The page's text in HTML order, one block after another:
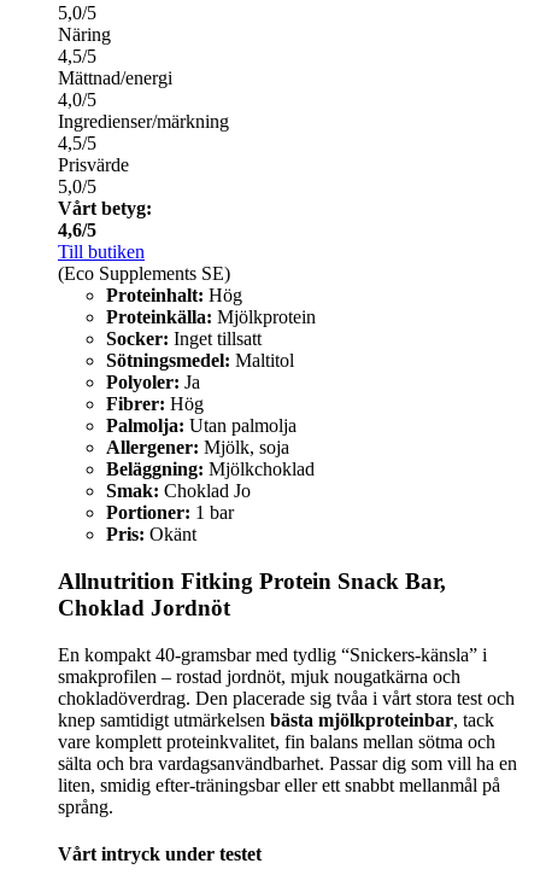
5,0/5
Näring
4,5/5
Mättnad/energi
4,0/5
Ingredienser/märkning
4,5/5
Prisvärde
5,0/5
Vårt betyg:
4,6/5
Till butiken
(Eco Supplements SE)
Proteinhalt: Hög
Proteinkälla: Mjölkprotein
Socker: Inget tillsatt
Sötningsmedel: Maltitol
Polyoler: Ja
Fibrer: Hög
Palmolja: Utan palmolja
Allergener: Mjölk, soja
Beläggning: Mjölkchoklad
Smak: Choklad Jo
Portioner: 1 bar
Pris: Okänt
Allnutrition Fitking Protein Snack Bar,
Choklad Jordnöt
En kompakt 40-gramsbar med tydlig “Snickers-känsla” i
smakprofilen – rostad jordnöt, mjuk nougatkärna och
chokladöverdrag. Den placerade sig tvåa i vårt stora test och
knep samtidigt utmärkelsen bästa mjölkproteinbar, tack
vare komplett proteinkvalitet, fin balans mellan sötma och
sälta och bra vardagsanvändbarhet. Passar dig som vill ha en
liten, smidig efter-träningsbar eller ett snabbt mellanmål på
språng.
Vårt intryck under testet